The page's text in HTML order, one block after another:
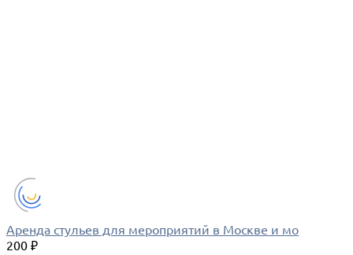
Аренда стульев для мероприятий в Москве и мо
200 ₽